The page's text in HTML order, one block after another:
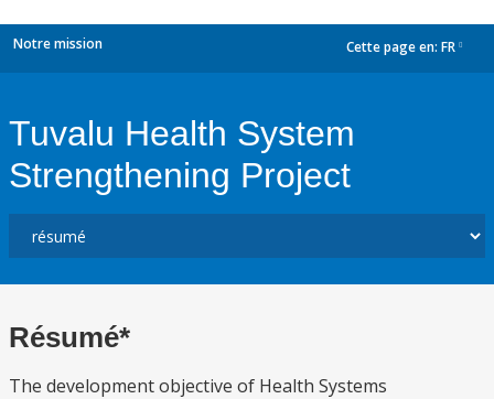
Notre mission Cette page en: FR
Tuvalu Health System
Strengthening Project
Résumé*
The development objective of Health Systems